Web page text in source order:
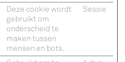
Deze cookie wordt
gebruikt om
onderscheid te
maken tussen
mensen en bots.
Sessie